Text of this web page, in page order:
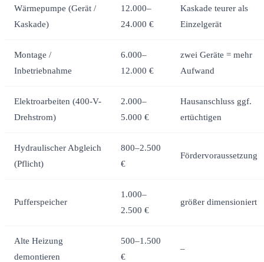
Wärmepumpe (Gerät /
Kaskade)
12.000–
24.000 €
Kaskade teurer als
Einzelgerät
Montage /
Inbetriebnahme
6.000–
12.000 €
zwei Geräte = mehr
Aufwand
Elektroarbeiten (400-V-
Drehstrom)
2.000–
5.000 €
Hausanschluss ggf.
ertüchtigen
Hydraulischer Abgleich
(Pflicht)
800–2.500
€
Fördervoraussetzung
Pufferspeicher
1.000–
2.500 €
größer dimensioniert
Alte Heizung
demontieren
500–1.500
€
–